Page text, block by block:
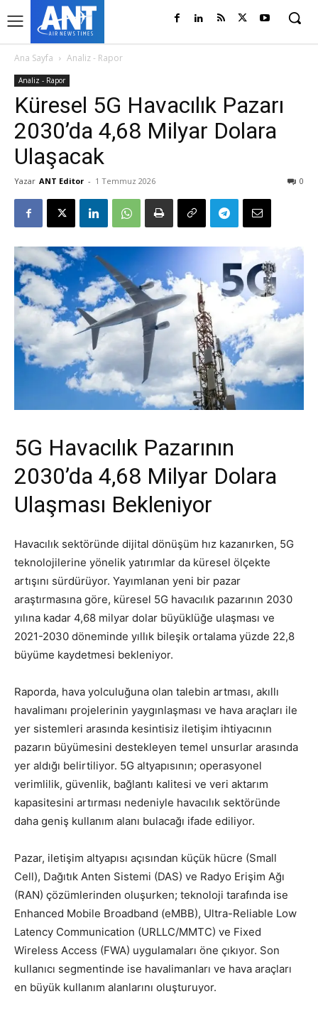
Ana Sayfa Analiz - Rapor
Analiz - Rapor
Küresel 5G Havacılık Pazarı
2030’da 4,68 Milyar Dolara
Ulaşacak
Yazar ANT Editor - 1 Temmuz 2026 0
5G Havacılık Pazarının
2030’da 4,68 Milyar Dolara
Ulaşması Bekleniyor
Havacılık sektöründe dijital dönüşüm hız kazanırken, 5G
teknolojilerine yönelik yatırımlar da küresel ölçekte
artışını sürdürüyor. Yayımlanan yeni bir pazar
araştırmasına göre, küresel 5G havacılık pazarının 2030
yılına kadar 4,68 milyar dolar büyüklüğe ulaşması ve
2021-2030 döneminde yıllık bileşik ortalama yüzde 22,8
büyüme kaydetmesi bekleniyor.
Raporda, hava yolculuğuna olan talebin artması, akıllı
havalimanı projelerinin yaygınlaşması ve hava araçları ile
yer sistemleri arasında kesintisiz iletişim ihtiyacının
pazarın büyümesini destekleyen temel unsurlar arasında
yer aldığı belirtiliyor. 5G altyapısının; operasyonel
verimlilik, güvenlik, bağlantı kalitesi ve veri aktarım
kapasitesini artırması nedeniyle havacılık sektöründe
daha geniş kullanım alanı bulacağı ifade ediliyor.
Pazar, iletişim altyapısı açısından küçük hücre (Small
Cell), Dağıtık Anten Sistemi (DAS) ve Radyo Erişim Ağı
(RAN) çözümlerinden oluşurken; teknoloji tarafında ise
Enhanced Mobile Broadband (eMBB), Ultra-Reliable Low
Latency Communication (URLLC/MMTC) ve Fixed
Wireless Access (FWA) uygulamaları öne çıkıyor. Son
kullanıcı segmentinde ise havalimanları ve hava araçları
en büyük kullanım alanlarını oluşturuyor.